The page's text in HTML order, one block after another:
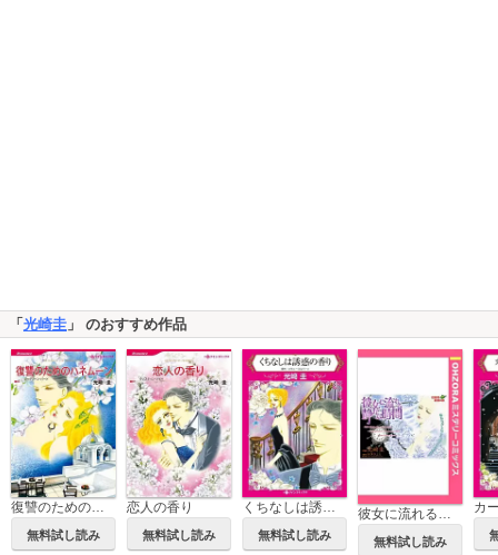
「 光崎圭 」 のおすすめ作品
復讐のためのハネムーン
無料試し読み
恋人の香り
無料試し読み
くちなしは誘惑の香り
無料試し読み
彼女に流れる静かな時間 【単話売】
無料試し読み